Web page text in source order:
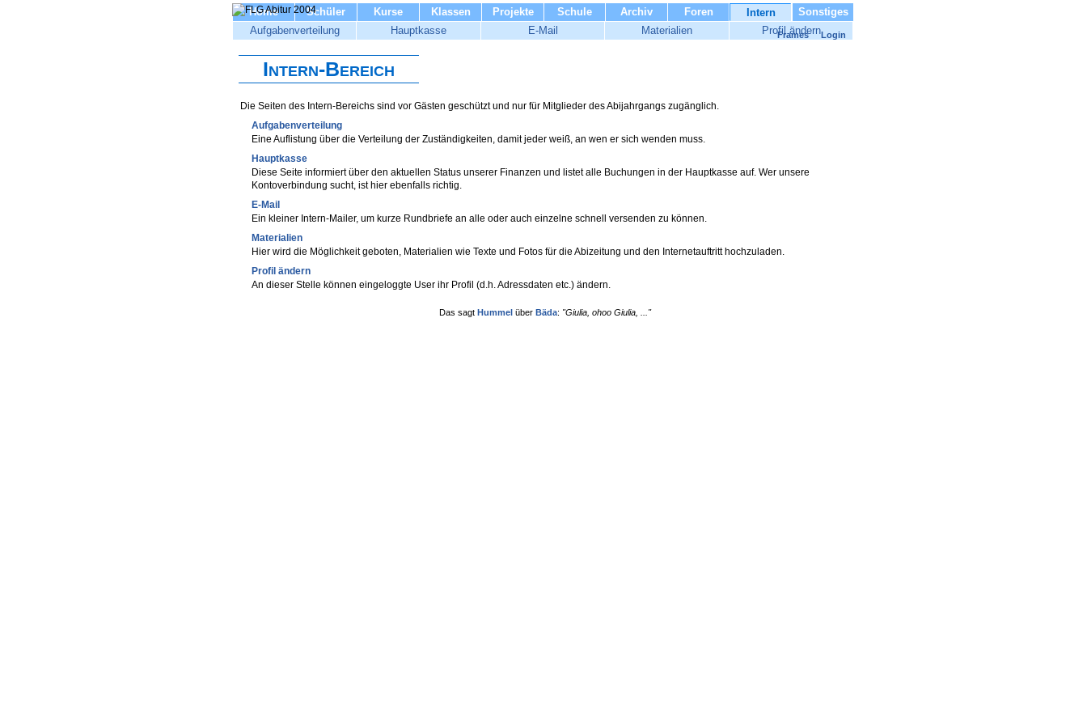
Frames Login
Home Schüler Kurse Klassen Projekte Schule Archiv Foren Intern
Sonstiges
Aufgabenverteilung
Hauptkasse E-Mail Materialien Profil ändern
Intern-Bereich
Die Seiten des Intern-Bereichs sind vor Gästen geschützt und nur für Mitglieder des Abijahrgangs zugänglich.
Aufgabenverteilung
Eine Auflistung über die Verteilung der Zuständigkeiten, damit jeder weiß, an wen er sich wenden muss.
Hauptkasse
Diese Seite informiert über den aktuellen Status unserer Finanzen und listet alle Buchungen in der Hauptkasse auf. Wer unsere
Kontoverbindung sucht, ist hier ebenfalls richtig.
E-Mail
Ein kleiner Intern-Mailer, um kurze Rundbriefe an alle oder auch einzelne schnell versenden zu können.
Materialien
Hier wird die Möglichkeit geboten, Materialien wie Texte und Fotos für die Abizeitung und den Internetauftritt hochzuladen.
Profil ändern
An dieser Stelle können eingeloggte User ihr Profil (d.h. Adressdaten etc.) ändern.
Das sagt Hummel über Bäda: "Giulia, ohoo Giulia, ..."